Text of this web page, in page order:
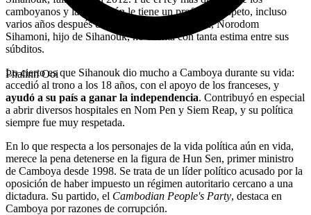
Phalinn Ooi
camboyanos y la población le tiene un profundo respeto, incluso
varios años después de su muerte. El rey actual, Norodom
Sihamoni, hijo de Sihanouk, no cuenta con tanta estima entre sus
súbditos.
Lo cierto es que Sihanouk dio mucho a Camboya durante su vida:
accedió al trono a los 18 años, con el apoyo de los franceses, y
ayudó a su país a ganar la independencia. Contribuyó en especial
a abrir diversos hospitales en Nom Pen y Siem Reap, y su política
siempre fue muy respetada.
En lo que respecta a los personajes de la vida política aún en vida,
merece la pena detenerse en la figura de Hun Sen, primer ministro
de Camboya desde 1998. Se trata de un líder político acusado por la
oposición de haber impuesto un régimen autoritario cercano a una
dictadura. Su partido, el Cambodian People's Party, destaca en
Camboya por razones de corrupción.